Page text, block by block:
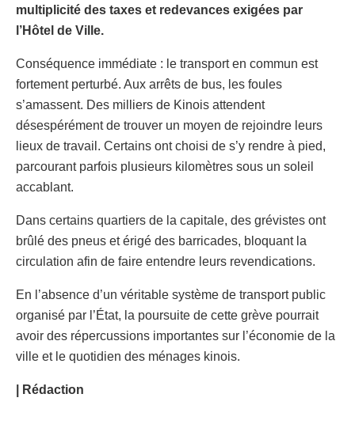
multiplicité des taxes et redevances exigées par
l’Hôtel de Ville.
Conséquence immédiate : le transport en commun est
fortement perturbé. Aux arrêts de bus, les foules
s’amassent. Des milliers de Kinois attendent
désespérément de trouver un moyen de rejoindre leurs
lieux de travail. Certains ont choisi de s’y rendre à pied,
parcourant parfois plusieurs kilomètres sous un soleil
accablant.
Dans certains quartiers de la capitale, des grévistes ont
brûlé des pneus et érigé des barricades, bloquant la
circulation afin de faire entendre leurs revendications.
En l’absence d’un véritable système de transport public
organisé par l’État, la poursuite de cette grève pourrait
avoir des répercussions importantes sur l’économie de la
ville et le quotidien des ménages kinois.
| Rédaction